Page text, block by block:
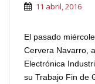
11 abril, 2016
El pasado
Cervera Navarro,
Electrónica
su Trabajo Fin de